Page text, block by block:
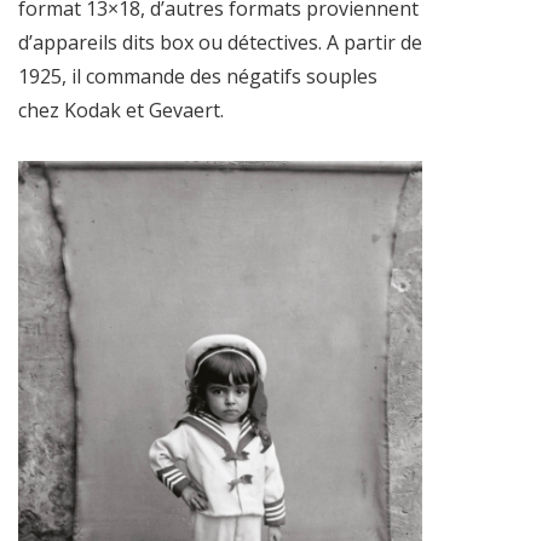
format 13×18, d’autres formats proviennent
d’appareils dits box ou détectives. A partir de
1925, il commande des négatifs souples
chez Kodak et Gevaert.